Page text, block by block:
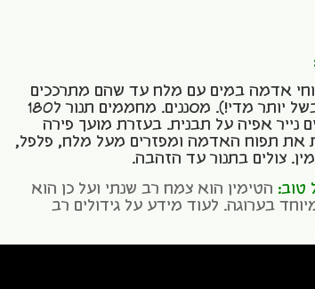
אדמה במים עם מלח עד שהם מתרככים
מעט (לא לבשל יותר מדי!). מסננים. מחממים תנור ל180
נייר אפיה על תבנית. בעזרת מועך פירה
את תפוח האדמה ומפזרים מעל מלח, פלפל,
צולים בתנור עד הזהבה.
טוב: הטימין הוא צמח רב שנתי ועל כן הוא
בערוגה. לעוד מידע על גידולים רב